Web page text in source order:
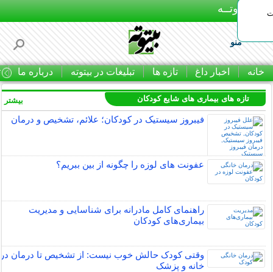
بـیتوتــه
منو
خانه اخبار داغ تازه ها تبلیغات در بیتوته درباره ما
تازه های بیماری های شایع کودکان
فیبروز سیستیک در کودکان؛ علائم، تشخیص و درمان
عفونت های لوزه را چگونه از بین ببریم؟
راهنمای کامل مادرانه برای شناسایی و مدیریت
بیماری‌های کودکان
وقتی کودک حالش خوب نیست: از تشخیص تا درمان در
خانه و پزشک
بیشتر